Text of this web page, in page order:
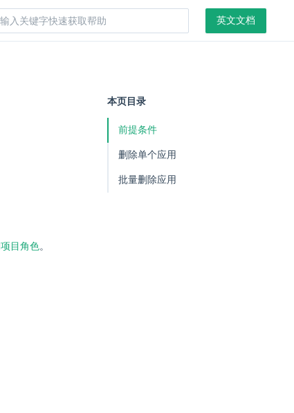
英文文档
项目角色。
本页目录
前提条件
删除单个应用
批量删除应用